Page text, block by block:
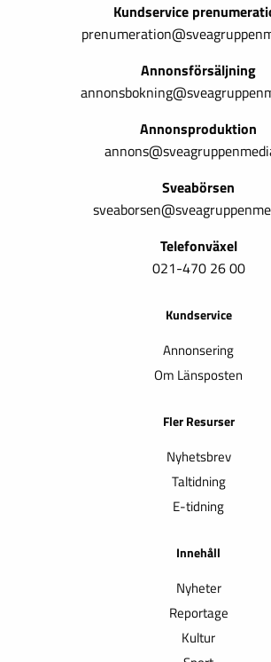
Kundservice
Annonsförsäljning
Annonsproduktion
Sveabörsen
Telefonväxel
021-470 26 00
Kundservice
Annonsering
Om Länsposten
Fler Resurser
Nyhetsbrev
Taltidning
E-tidning
Innehåll
Nyheter
Reportage
Kultur